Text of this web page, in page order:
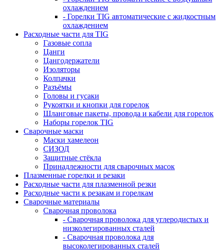
охлаждением
- Горелки TIG автоматические с жидкостным
охлаждением
Расходные части для TIG
Газовые сопла
Цанги
Цангодержатели
Изоляторы
Колпачки
Разъёмы
Головы и гусаки
Рукоятки и кнопки для горелок
Шланговые пакеты, провода и кабели для горелок
Наборы горелок TIG
Сварочные маски
Маски хамелеон
СИЗОД
Защитные стёкла
Принадлежности для сварочных масок
Плазменные горелки и резаки
Расходные части для плазменной резки
Расходные части к резакам и горелкам
Сварочные материалы
Сварочная проволока
- Сварочная проволока для углеродистых и
низколегированных сталей
- Сварочная проволока для
высоколегированных сталей